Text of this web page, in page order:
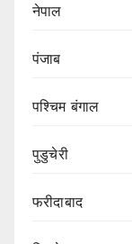
नेपाल
पंजाब
पश्चिम बंगाल
पुडुचेरी
फरीदाबाद